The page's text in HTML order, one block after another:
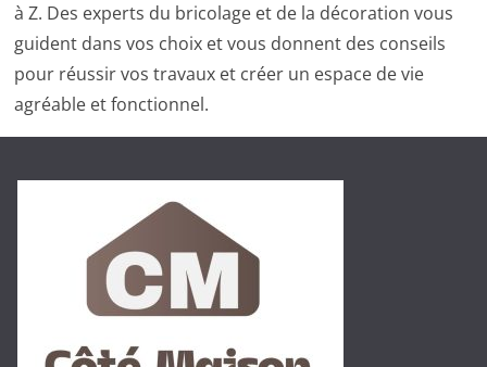
à Z. Des experts du bricolage et de la décoration vous
guident dans vos choix et vous donnent des conseils
pour réussir vos travaux et créer un espace de vie
agréable et fonctionnel.